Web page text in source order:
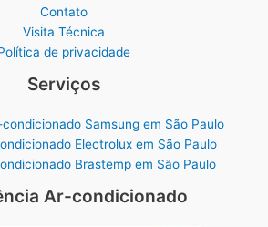
Contato
Visita Técnica
de privacidade
Serviços
Samsung em São Paulo
Electrolux em São Paulo
Brastemp em São Paulo
Ar-condicionado